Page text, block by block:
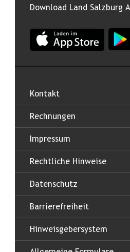
Download Land Salzburg
App Land Salzburg im
App
Kontakt
Rechnungen
Impressum
Rechtliche Hinweise
Datenschutz
Barrierefreiheit
Hinweisgebersystem